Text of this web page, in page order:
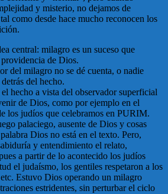
y misterio, no dejamos de
como desde hace mucho reconocen los
central: milagro es un suceso que
de Dios.
del milagro no se dé cuenta, o nadie
del hecho.
hecho a vista del observador superficial
de Dios, como por ejemplo en el
los judíos que celebramos en PURIM.
palaciego, ausente de Dios y cosas
Dios no está en el texto. Pero,
y entendimiento el relato,
a partir de lo acontecido los judíos
el judaísmo, los gentiles respetaron a los
Estuvo Dios operando un milagro
estridentes, sin perturbar el ciclo